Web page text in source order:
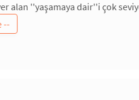
alan ''yaşamaya dair''i çok